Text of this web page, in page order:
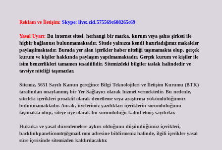
Reklam ve İletişim: Skype: live:.cid.575569c608265c69
Yasal Uyarı: Bu internet sitesi, herhangi bir marka, kurum veya şahıs şirketi ile
hiçbir bağlantısı bulunmamaktadır. Sitede yalnızca kendi hazırladığımız makaleler
paylaşılmaktadır. Burada yer alan içerikler haber niteliği taşımamakta olup, gerçek
kurum ve kişiler hakkında paylaşım yapılmamaktadır. Gerçek kurum ve kişiler ile
isim benzerlikleri tamamen tesadüfidir. Sitemizdeki bilgiler taslak halindedir ve
tavsiye niteliği taşımazlar.
Sitemiz, 5651 Sayılı Kanun gereğince Bilgi Teknolojileri ve İletişim Kurumu (BTK)
tarafından onaylanmış bir Yer Sağlayıcı olarak hizmet vermektedir. Bu nedenle,
sitedeki içerikleri proaktif olarak denetleme veya araştırma yükümlülüğümüz
bulunmamaktadır. Ancak, üyelerimiz yazdıkları içeriklerin sorumluluğunu
taşımakta olup, siteye üye olarak bu sorumluluğu kabul etmiş sayılırlar.
Hukuka ve yasal düzenlemelere aykırı olduğunu düşündüğünüz içerikleri,
backlinkpanelicomtr@gmail.comadresine bildirmeniz halinde, ilgili içerikler yasal
süre içerisinde sitemizden kaldırılacaktır.